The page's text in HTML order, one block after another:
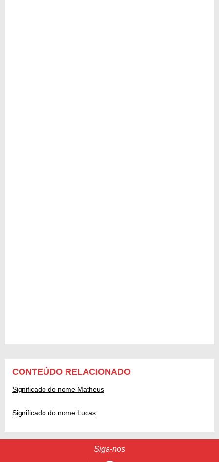
CONTEÚDO RELACIONADO
Significado do nome Matheus
Significado do nome Lucas
Siga-nos